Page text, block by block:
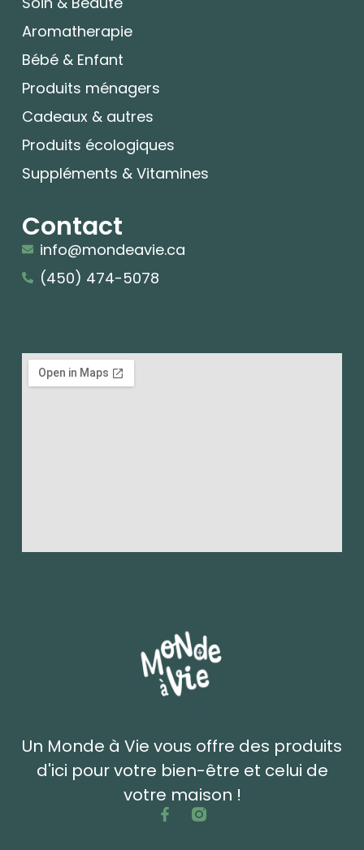
Un Monde à Vie vous offre des produits
d'ici pour votre bien-être et celui de
votre maison !
Aromatherapie
Bébé & Enfant
Produits ménagers
Cadeaux & autres
Produits écologiques
Suppléments & Vitamines
Contact
info@mondeavie.ca
(450) 474-5078